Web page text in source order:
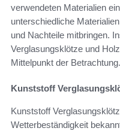
verwendeten Materialien
unterschiedliche
und Nachteile mitbringen.
Verglasungsklötze und
Mittelpunkt der Betrachtung.
Kunststoff
Kunststoff
Wetterbeständigkeit